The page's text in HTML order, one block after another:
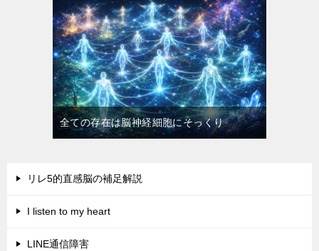
全ての存在は脳神経細胞にそっくり
リレ5的直感脳の補足解説
I listen to my heart
LINE通信障害